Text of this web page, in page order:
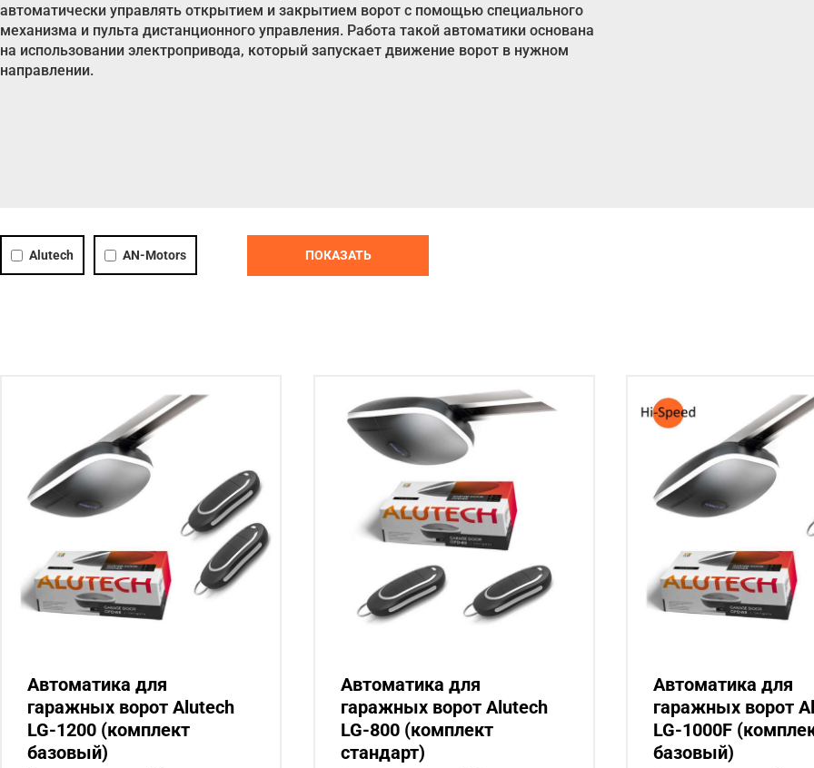
автоматически управлять открытием и закрытием ворот с помощью специального
механизма и пульта дистанционного управления. Работа такой автоматики основана
на использовании электропривода, который запускает движение ворот в нужном
направлении.
Alutech AN-Motors ПОКАЗАТЬ
Автоматика для
гаражных ворот Alutech
LG-1200 (комплект
базовый)
Автоматика для
гаражных ворот Alutech
LG-800 (комплект
стандарт)
Автоматика для
гаражных ворот
LG-1000F
базовый)